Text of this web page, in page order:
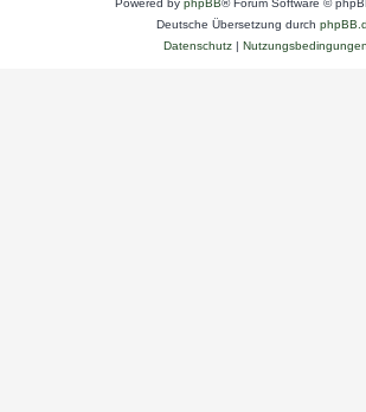
Powered by phpBB® Forum Software ©
Deutsche Übersetzung durch
Datenschutz| Nutzungsbedingungen